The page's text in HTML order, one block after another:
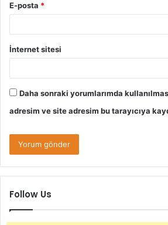
E-posta *
İnternet sitesi
Daha sonraki yorumlarımda
adresim ve site adresim bu tarayıcıya
Follow Us